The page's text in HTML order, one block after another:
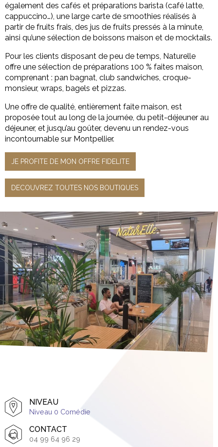
également des cafés et préparations barista (café latte,
cappuccino…), une large carte de smoothies réalisés à
partir de fruits frais, des jus de fruits pressés à la minute,
ainsi qu’une sélection de boissons maison et de mocktails.
Pour les clients disposant de peu de temps, Naturelle
offre une sélection de préparations 100 % faites maison,
comprenant : pan bagnat, club sandwiches, croque-
monsieur, wraps, bagels et pizzas.
Une offre de qualité, entièrement faite maison, est
proposée tout au long de la journée, du petit-déjeuner au
déjeuner, et jusqu’au goûter, devenu un rendez-vous
incontournable sur Montpellier.
JE PROFITE DE MON OFFRE FIDELITE
DECOUVREZ TOUTES NOS BOUTIQUES
NIVEAU
Niveau 0 Comédie
CONTACT
04 99 64 96 29